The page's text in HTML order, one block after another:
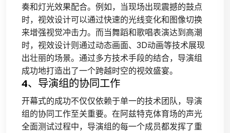
奏和灯光效果配合。例如，当现场出现震撼的鼓点
时，视效设计可以通过快速的光线变化和图像切换
来增强视觉冲击力。而当舞蹈和歌唱表演达到高潮
时，视效设计则通过动态画面、3D动画等技术展现
出壮丽的场景。通过多方技术手段的结合，导演组
成功地打造出了一个跨越时空的视效盛宴。
4、导演组的协同工作
开幕式的成功不仅仅依赖于单一的技术团队，导演
组的协同工作至关重要。在阿兹特克体育场的声光
全面测试过程中，导演组的每一个成员都发挥了重